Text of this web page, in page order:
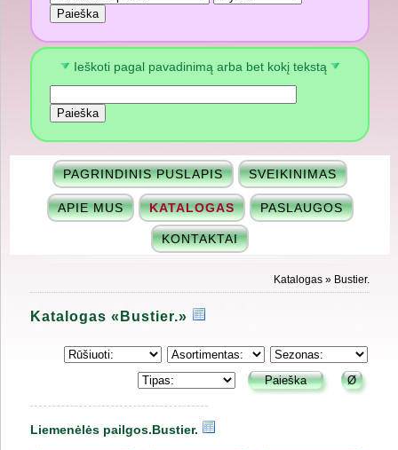
Ieškoti pagal pavadinimą arba bet kokį tekstą
PAGRINDINIS PUSLAPIS SVEIKINIMAS
APIE MUS KATALOGAS PASLAUGOS
KONTAKTAI
Katalogas » Bustier.
Katalogas «Bustier.»
Liemenėlės pailgos.Bustier.